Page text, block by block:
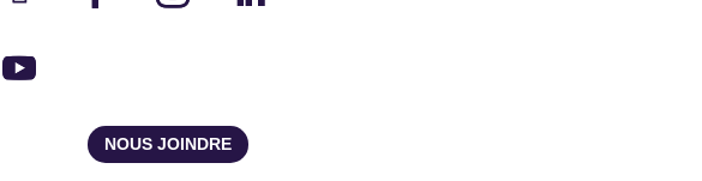
NOUS JOINDRE